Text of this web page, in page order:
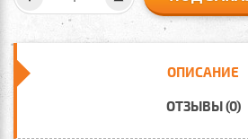
ОПИСАНИЕ
ОТЗЫВЫ (0)